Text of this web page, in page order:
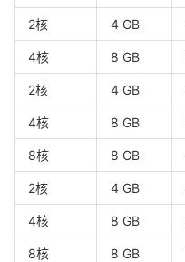
2核 4 GB
4核 8 GB
2核 4 GB
4核 8 GB
8核 8 GB
2核 4 GB
4核 8 GB
8核 8 GB